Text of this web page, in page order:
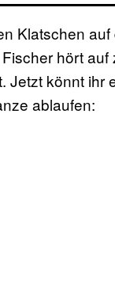
Klatschen
hört auf
Jetzt könnt
ablaufen: